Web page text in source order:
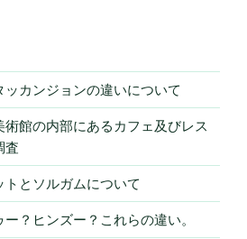
カンジョンの違いについて
術館の内部にあるカフェ及びレス
査
トとソルガムについて
？ヒンズー？これらの違い。